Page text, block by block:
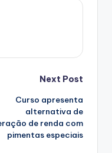
Next Post
Curso apresenta
alternativa de
de renda com
pimentas especiais